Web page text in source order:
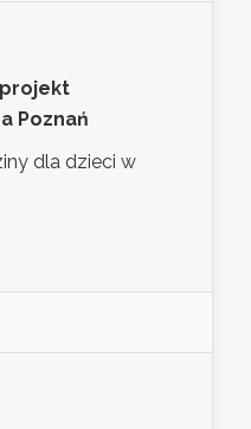
Poznań
dla dzieci w